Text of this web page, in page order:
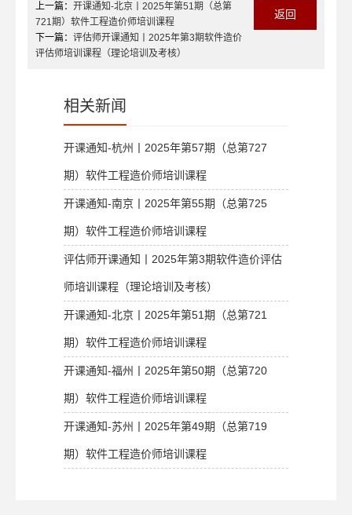
上一篇： 开课通知-北京丨2025年第51期（总第
721期）软件工程造价师培训课程
下一篇： 评估师开课通知丨2025年第3期软件造价
评估师培训课程（理论培训及考核）
返回
相关新闻
开课通知-杭州丨2025年第57期（总第727
期）软件工程造价师培训课程
开课通知-南京丨2025年第55期（总第725
期）软件工程造价师培训课程
评估师开课通知丨2025年第3期软件造价评估
师培训课程（理论培训及考核）
开课通知-北京丨2025年第51期（总第721
期）软件工程造价师培训课程
开课通知-福州丨2025年第50期（总第720
期）软件工程造价师培训课程
开课通知-苏州丨2025年第49期（总第719
期）软件工程造价师培训课程